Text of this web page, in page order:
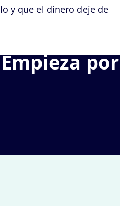
y que el dinero deje de
por